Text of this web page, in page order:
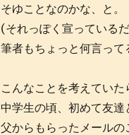
そゆことなのかな、と。
(それっぽく宣っているだ
筆者もちょっと何言っ
こんなことを考えていた
中学生の頃、初めて友達
父からもらったメールの